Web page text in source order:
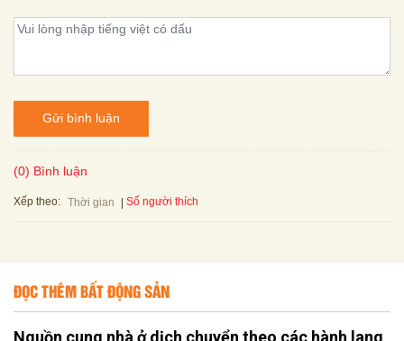
Gửi bình luận
(0) Bình luận
Xếp theo: Thời gian Số người thích
ĐỌC THÊM BẤT ĐỘNG SẢN